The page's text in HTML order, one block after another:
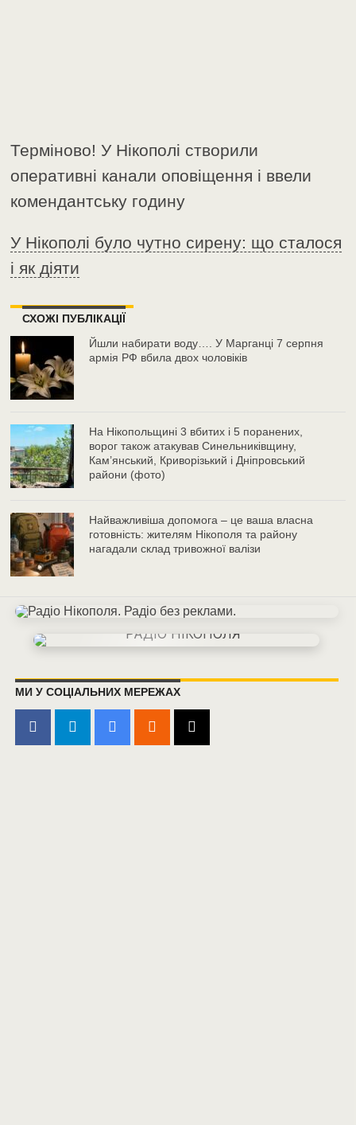
Терміново! У Нікополі створили
оперативні канали оповіщення і ввели
комендантську годину
У Нікополі було чутно сирену: що сталося
і як діяти
СХОЖІ ПУБЛІКАЦІЇ
Йшли набирати воду…. У Марганці 7 серпня
армія РФ вбила двох чоловіків
На Нікопольщині 3 вбитих і 5 поранених,
ворог також атакував Синельниківщину,
Кам’янський, Криворізький і Дніпровський
райони (фото)
Найважливіша допомога – це ваша власна
готовність: жителям Нікополя та району
нагадали склад тривожної валізи
МИ У СОЦІАЛЬНИХ МЕРЕЖАХ